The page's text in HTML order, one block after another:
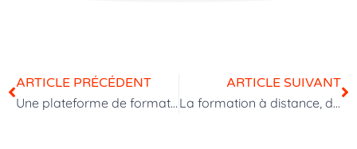
ARTICLE PRÉCÉDENT
Une plateforme de formation digitale : c’est quoi exactement ?
ARTICLE SUIVANT
La formation à distance, de quoi parle t’on ?